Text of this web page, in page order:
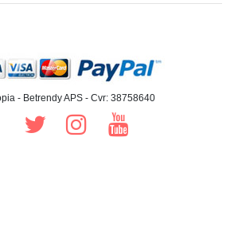
- Betrendy APS - Cvr: 38758640